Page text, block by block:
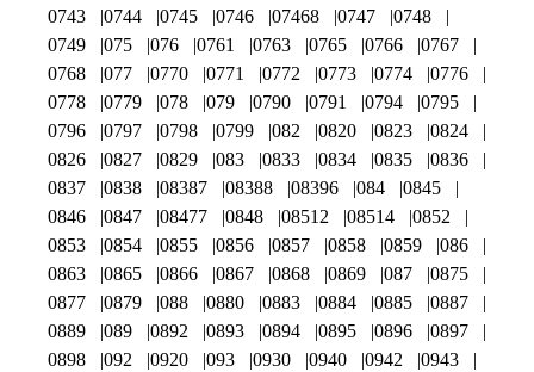
0743
0744 0745 0746 07468 0747
0748
0749
075 076 0761 0763 0765 0766
0767
0768
077 0770 0771 0772 0773 0774
0776
0778
0779 078 079 0790 0791 0794
0795
0796
0797 0798 0799 082 0820 0823
0824
0826
0827 0829 083 0833 0834 0835
0836
0837
0838 08387 08388 08396 084
0845
0846
0847 08477 0848 08512 08514
0852
0853
0854 0855 0856 0857 0858 0859
086
0863
0865 0866 0867 0868 0869 087
0875
0877
0879 088 0880 0883 0884 0885
0887
0889
089 0892 0893 0894 0895 0896
0897
0898
092 0920 093 0930 0940 0942
0943